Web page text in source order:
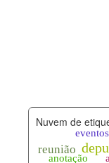
Nuvem de